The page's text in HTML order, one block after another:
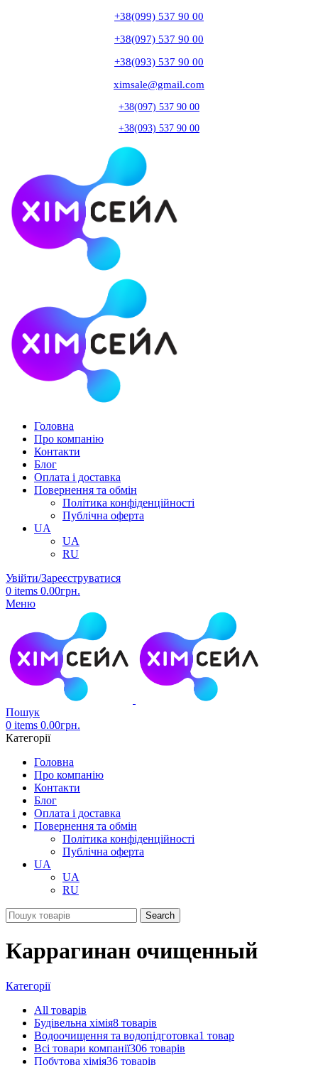
+38(099) 537 90 00
+38(097) 537 90 00
+38(093) 537 90 00
ximsale@gmail.com
+38(097) 537 90 00
+38(093) 537 90 00
Головна
Про компанію
Контакти
Блог
Оплата і доставка
Повернення та обмін
Політика конфіденційності
Публічна оферта
UA
UA
RU
Увійти/Зареєструватися
0 items 0.00грн.
Меню
Пошук
0 items 0.00грн.
Категорії
Головна
Про компанію
Контакти
Блог
Оплата і доставка
Повернення та обмін
Політика конфіденційності
Публічна оферта
UA
UA
RU
Search
Каррагинан очищенный
Категорії
All товарів
Будівельна хімія8 товарів
Водоочищення та водопідготовка1 товар
Всі товари компанії306 товарів
Побутова хімія36 товарів